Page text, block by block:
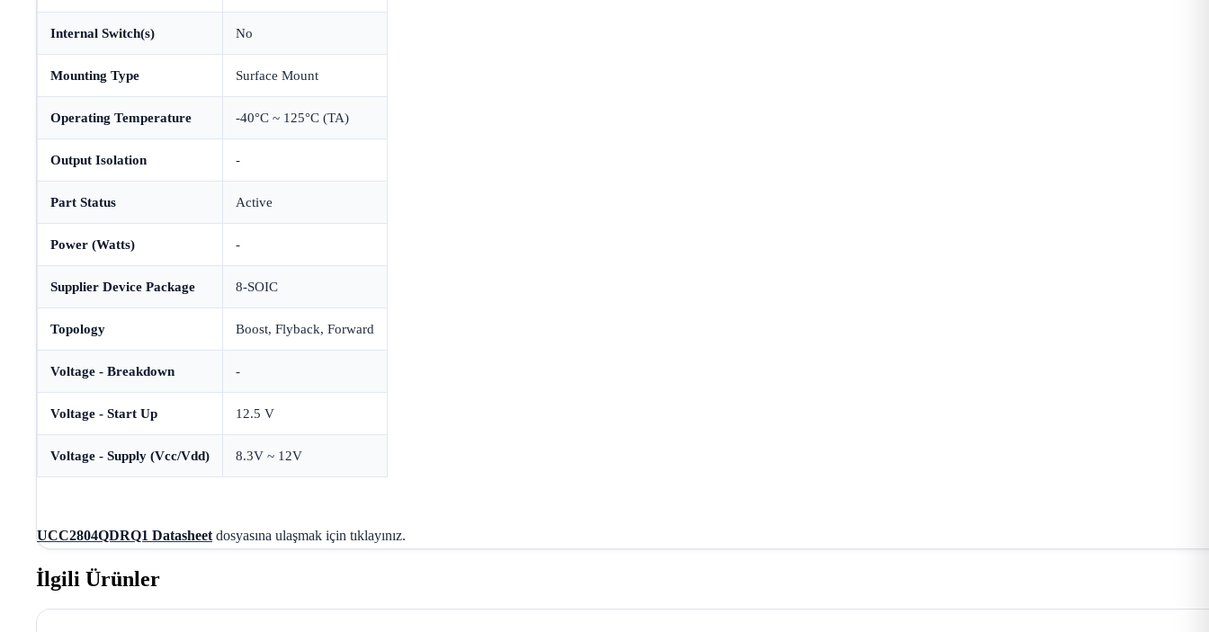
Internal Switch(s) No
Mounting Type Surface Mount
Operating Temperature -40°C ~ 125°C (TA)
Output Isolation -
Part Status Active
Power (Watts) -
Supplier Device Package 8-SOIC
Topology Boost, Flyback, Forward
Voltage - Breakdown -
Voltage - Start Up 12.5 V
Voltage - Supply (Vcc/Vdd) 8.3V ~ 12V
UCC2804QDRQ1 Datasheet dosyasına ulaşmak için tıklayınız.
İlgili Ürünler